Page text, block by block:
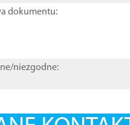
dokumentu:
niezgodne: